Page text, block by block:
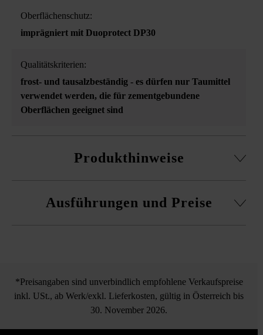
Oberflächenschutz:
imprägniert mit Duoprotect DP30
Qualitätskriterien:
frost- und tausalzbeständig - es dürfen nur Taumittel
verwendet werden, die für zementgebundene
Oberflächen geeignet sind
Produkthinweise
Hochleistungsbeton ist ein lebendiges Naturprodukt.
alle Formate separat lieferbar
Bei Verwendung verschiedener Formate kann es
Ausführungen und Preise
*Preisangaben sind unverbindlich empfohlene Verkaufspreise
inkl. USt., ab Werk/exkl. Lieferkosten, gültig in Österreich bis
30. November 2026.